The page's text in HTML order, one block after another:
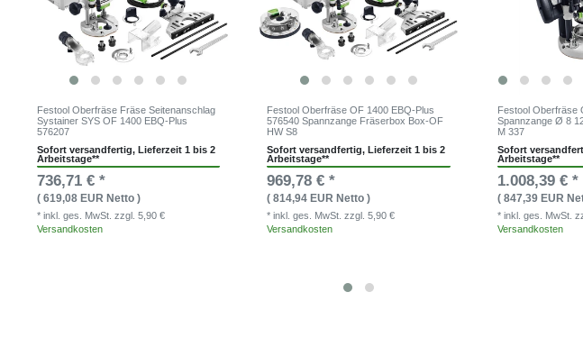
Festool Oberfräse Fräse Seitenanschlag
Systainer SYS OF 1400 EBQ-Plus
576207
Sofort versandfertig, Lieferzeit 1 bis 2
Arbeitstage**
736,71 € *
( 619,08 EUR Netto )
* inkl. ges. MwSt. zzgl. 5,90 €
Versandkosten
Festool Oberfräse OF 1400 EBQ-Plus
576540 Spannzange Fräserbox Box-OF
HW S8
Sofort versandfertig, Lieferzeit 1 bis 2
Arbeitstage**
969,78 € *
( 814,94 EUR Netto )
* inkl. ges. MwSt.zzgl. 5,90 €
Versandkosten
Festool Oberfräse
Spannzange Ø 8
M 337
Sofort
Arbeitstage**
1.008,39 € *
( 847,39 EUR
* inkl. ges. MwSt.
Versandkosten